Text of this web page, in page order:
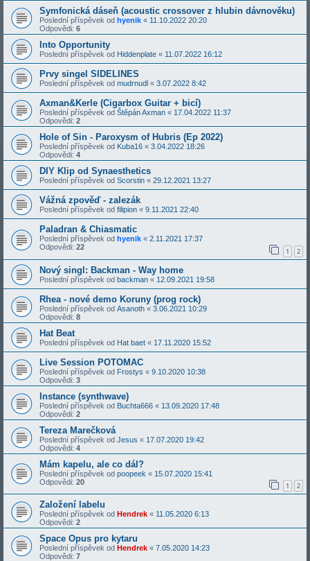
Symfonická dáseň (acoustic crossover z hlubin dávnověku)
Poslední příspěvek od hyenik « 11.10.2022 20:20
Odpovědi: 6
Into Opportunity
Poslední příspěvek od Hiddenplate « 11.07.2022 16:12
Prvy singel SIDELINES
Poslední příspěvek od mudrnudl « 3.07.2022 8:42
Axman&Kerle (Cigarbox Guitar + bicí)
Poslední příspěvek od Štěpán Axman « 17.04.2022 11:37
Odpovědi: 2
Hole of Sin - Paroxysm of Hubris (Ep 2022)
Poslední příspěvek od Kuba16 « 3.04.2022 18:26
Odpovědi: 4
DIY Klip od Synaesthetics
Poslední příspěvek od Scorstin « 29.12.2021 13:27
Vážná zpověď - zalezák
Poslední příspěvek od filipion « 9.11.2021 22:40
Paladran & Chiasmatic
Poslední příspěvek od hyenik « 2.11.2021 17:37
Odpovědi: 22 1 2
Nový singl: Backman - Way home
Poslední příspěvek od backman « 12.09.2021 19:58
Rhea - nové demo Koruny (prog rock)
Poslední příspěvek od Asanoth « 3.06.2021 10:29
Odpovědi: 8
Hat Beat
Poslední příspěvek od Hat baet « 17.11.2020 15:52
Live Session POTOMAC
Poslední příspěvek od Frostys « 9.10.2020 10:38
Odpovědi: 3
Instance (synthwave)
Poslední příspěvek od Buchta666 « 13.09.2020 17:48
Odpovědi: 2
Tereza Marečková
Poslední příspěvek od Jesus « 17.07.2020 19:42
Odpovědi: 4
Mám kapelu, ale co dál?
Poslední příspěvek od poopeek « 15.07.2020 15:41
Odpovědi: 20 1 2
Založení labelu
Poslední příspěvek od Hendrek « 11.05.2020 6:13
Odpovědi: 2
Space Opus pro kytaru
Poslední příspěvek od Hendrek « 7.05.2020 14:23
Odpovědi: 7